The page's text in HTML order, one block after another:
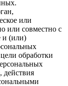
или
или совместно с
и (или)
обработки
действия